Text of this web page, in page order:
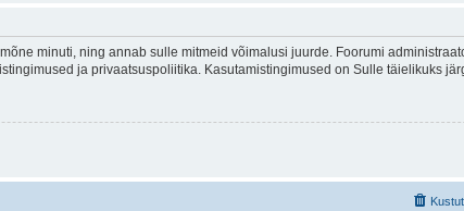
minuti, ning annab sulle mitmeid võimalusi juurde. Foorumi
ja privaatsuspoliitika. Kasutamistingimused on Sulle täielikuks